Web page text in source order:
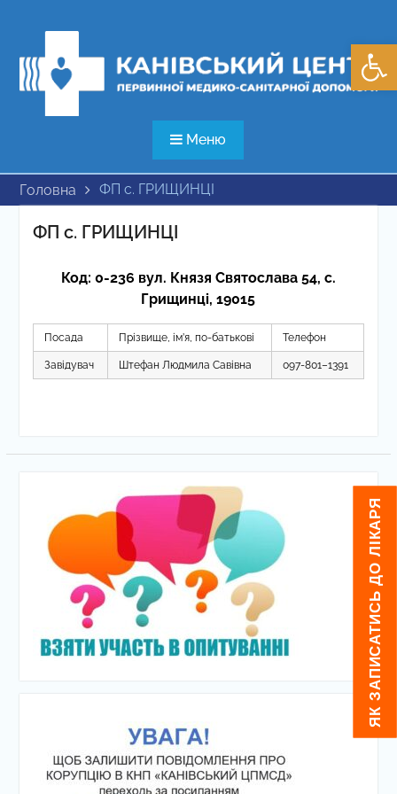
Меню
Головна ФП с. ГРИЩИНЦІ
ФП с. ГРИЩИНЦІ
Код: 0-236 вул. Князя Святослава 54, с.
Грищинці, 19015
Посада Прізвище, ім’я, по-батькові Телефон
Завідувач Штефан Людмила Савівна 097-801–1391
ЯК ЗАПИСАТИСЬ ДО ЛІКАРЯ